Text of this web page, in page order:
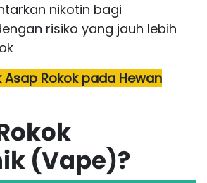
nikotin bagi
risiko yang jauh lebih
Asap Rokok pada Hewan
(Vape)?